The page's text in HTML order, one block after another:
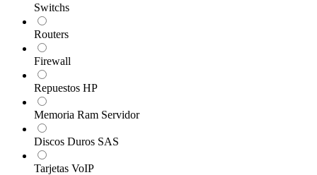
Switchs
Routers
Firewall
Repuestos HP
Memoria Ram Servidor
Discos Duros SAS
Tarjetas VoIP